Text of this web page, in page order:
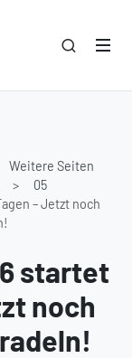
Weitere Seiten
05
– Jetzt noch
startet
noch